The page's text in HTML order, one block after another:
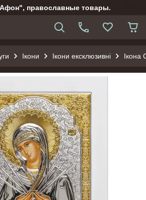
православные товары.
Ікони Ікони ексклюзивні Ікона